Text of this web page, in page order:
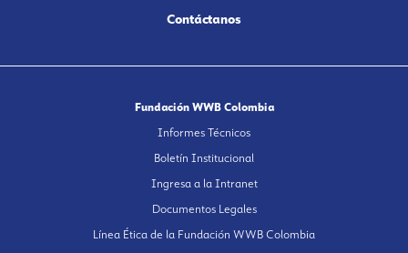
Contáctanos
Fundación WWB Colombia
Informes Técnicos
Boletín Institucional
Ingresa a la Intranet
Documentos Legales
Línea Ética de la Fundación WWB Colombia